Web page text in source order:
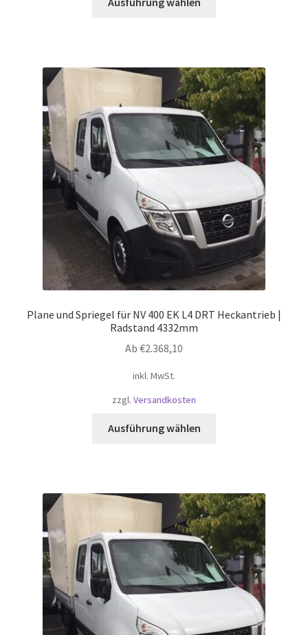
auf.
Die
Optionen
können
auf
der
Produktseite
gewählt
werden
Plane und Spriegel für NV 400 EK L4 DRT Heckantrieb |
Radstand 4332mm
Ab €2.368,10
inkl. MwSt.
zzgl. Versandkosten
Ausführung wählen
auf.
Die
Optionen
können
auf
der
Produktseite
gewählt